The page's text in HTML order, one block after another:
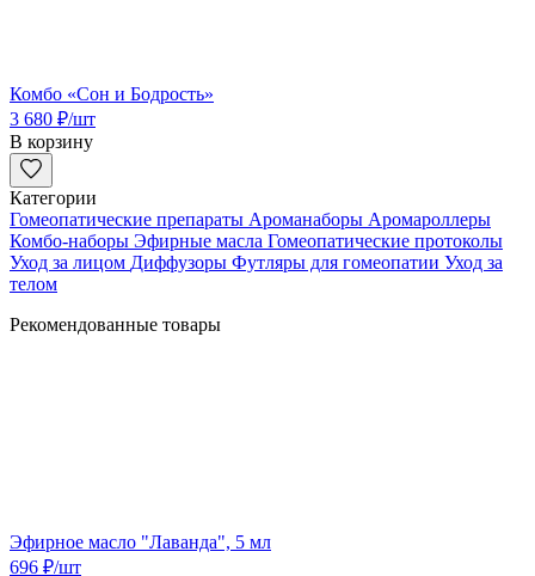
Комбо «Сон и Бодрость»
3 680 ₽/шт
В корзину
Категории
Гомеопатические препараты Ароманаборы Аромароллеры
Комбо-наборы Эфирные масла Гомеопатические протоколы
Уход за лицом Диффузоры Футляры для гомеопатии Уход за
телом
Рекомендованные товары
Эфирное масло "Лаванда", 5 мл
696 ₽/шт